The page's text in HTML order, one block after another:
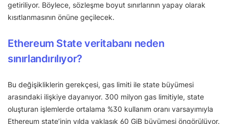
getiriliyor. Böylece, sözleşme boyut sınırlarının yapay olarak
kısıtlanmasının önüne geçilecek.
Ethereum State veritabanı neden
sınırlandırılıyor?
Bu değişikliklerin gerekçesi, gas limiti ile state büyümesi
arasındaki ilişkiye dayanıyor. 300 milyon gas limitiyle, state
oluşturan işlemlerde ortalama %30 kullanım oranı varsayımıyla
Ethereum state’inin yılda yaklaşık 60 GiB büyümesi öngörülüyor.